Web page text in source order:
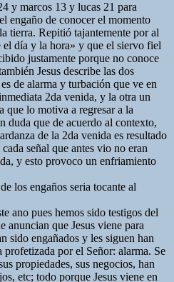
y marcos 13 y lucas 21 para
engaño de conocer el momento
tierra. Repitió tajantemente por al
el día y la hora» y que el siervo fiel
justamente porque no conoce
Jesus describe las dos
de alarma y turbación que ve en
2da venida, y la otra un
que lo motiva a regresar a la
duda que de acuerdo al contexto,
de la 2da venida es resultado
señal que antes vio no eran
y esto provoco un enfriamiento
los engaños seria tocante al
ano pues hemos sido testigos del
anuncian que Jesus viene para
sido engañados y les siguen han
por el Señor: alarma. Se
propiedades, sus negocios, han
etc; todo porque Jesus viene en